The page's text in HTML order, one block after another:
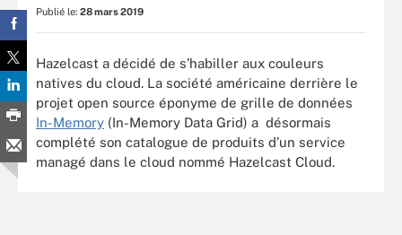
Publié le: 28 mars 2019
Hazelcast a décidé de s’habiller aux couleurs
natives du cloud. La société américaine derrière le
projet open source éponyme de grille de données
In-Memory (In-Memory Data Grid) a désormais
complété son catalogue de produits d’un service
managé dans le cloud nommé Hazelcast Cloud.